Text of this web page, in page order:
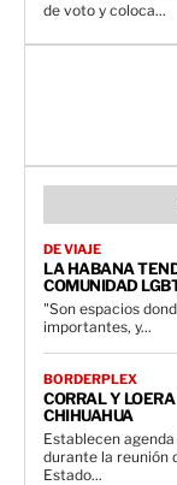
de voto y coloca...
DE VIAJE
LA HABANA
COMUNIDAD
"Son espacios
importantes, y...
BORDERPLEX
CORRAL Y
CHIHUAHUA
Establecen
durante la reunión
Estado...